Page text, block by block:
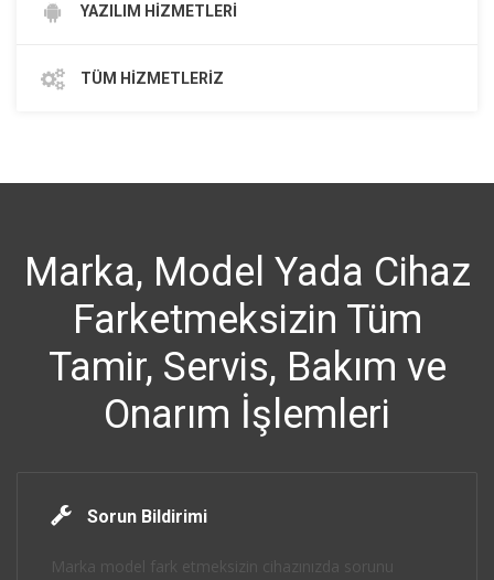
YAZILIM HİZMETLERİ
TÜM HİZMETLERİZ
Marka, Model Yada Cihaz
Farketmeksizin Tüm
Tamir, Servis, Bakım ve
Onarım İşlemleri
Sorun Bildirimi
Marka model fark etmeksizin cihazınızda sorunu